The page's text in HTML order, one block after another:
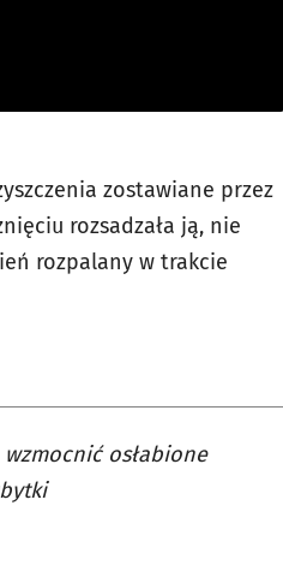
zostawiane przez
rozsadzała ją, nie
rozpalany w trakcie
osłabione